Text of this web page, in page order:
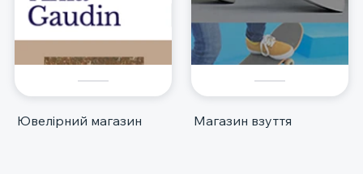
Ювелірний магазин Магазин взуття